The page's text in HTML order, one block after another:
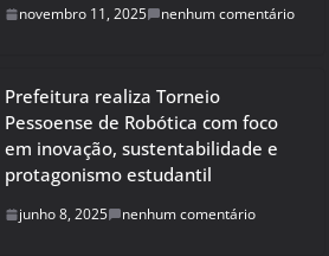
novembro 11, 2025 nenhum comentário
Prefeitura realiza Torneio
Pessoense de Robótica com foco
em inovação, sustentabilidade e
protagonismo estudantil
junho 8, 2025 nenhum comentário